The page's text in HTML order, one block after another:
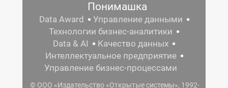
Понимашка
Data Award
Управление данными
Технологии бизнес-аналитики
Data & AI
Качество данных
Интеллектуальное предприятие
Управление бизнес-процессами
© ООО «Издательство «Открытые системы», 1992-